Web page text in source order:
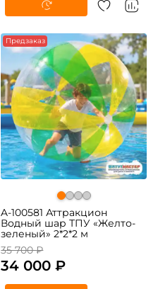
-5% Предзаказ
A-100581 Аттракцион
Водный шар ТПУ «Желто-
зеленый» 2*2*2 м
35 700 ₽
34 000 ₽